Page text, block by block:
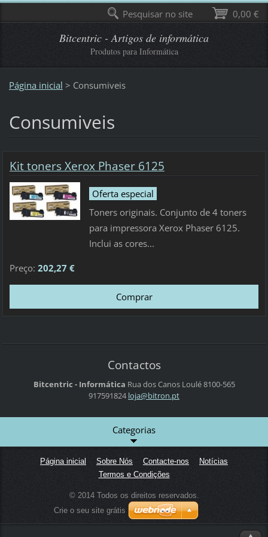
Bitcentric - Artigos de informática
Produtos para Informática
Página inicial > Consumiveis
Consumiveis
Kit toners Xerox Phaser 6125
Oferta especial
Toners originais. Conjunto de 4 toners
para impressora Xerox Phaser 6125.
Inclui as cores...
Preço: 202,27 €
Contactos
Bitcentric - Informática Rua dos CanosLoulé8100-565
917591824loja@bitron.pt
Categorias
Página inicial Sobre Nós Contacte-nos
Notícias
Termos e Condições
© 2014 Todos os direitos reservados.
Crie o seu site grátis
0,00 €
Pesquisar no site